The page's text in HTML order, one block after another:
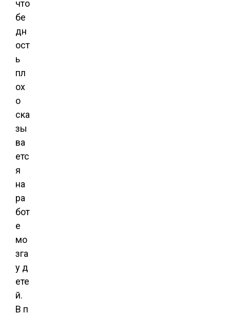
что
бе
дн
ост
ь
пл
ох
о
ска
зы
ва
етс
я
на
ра
бот
е
мо
зга
у д
ете
й.
В п